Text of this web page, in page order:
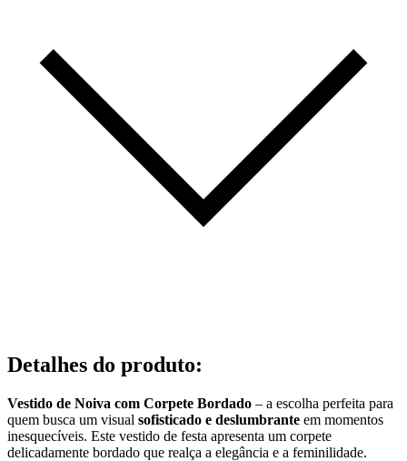
Detalhes do produto:
Vestido de Noiva com Corpete Bordado – a escolha perfeita para
quem busca um visual sofisticado e deslumbrante em momentos
inesquecíveis. Este vestido de festa apresenta um corpete
delicadamente bordado que realça a elegância e a feminilidade.